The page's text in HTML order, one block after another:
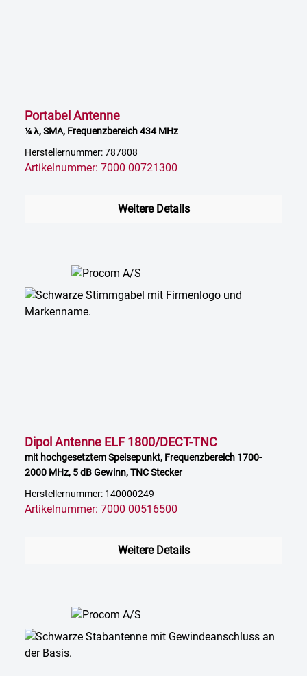
Portabel Antenne
¼ λ, SMA, Frequenzbereich 434 MHz
Herstellernummer: 787808
Artikelnummer: 7000 00721300
Weitere Details
Dipol Antenne ELF 1800/DECT-TNC
mit hochgesetztem Speisepunkt, Frequenzbereich 1700-
2000 MHz, 5 dB Gewinn, TNC Stecker
Herstellernummer: 140000249
Artikelnummer: 7000 00516500
Weitere Details